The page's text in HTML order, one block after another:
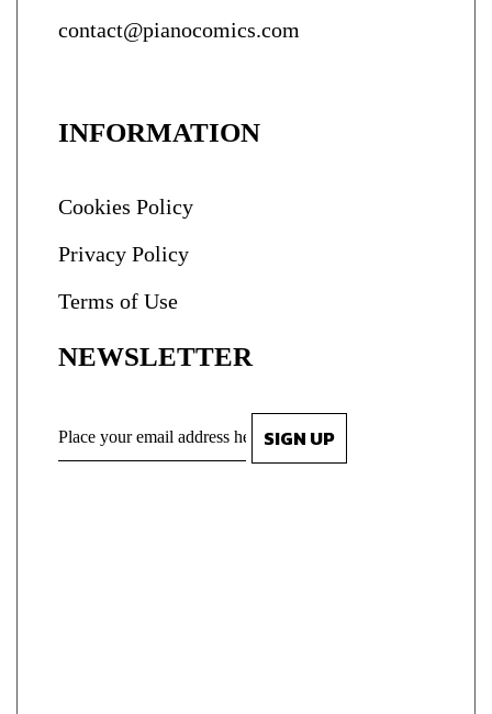
contact@pianocomics.com
INFORMATION
Cookies Policy
Privacy Policy
Terms of Use
NEWSLETTER